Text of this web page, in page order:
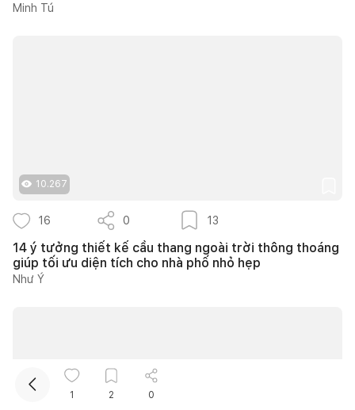
Minh Tú
10.267
16 0 13
14 ý tưởng thiết kế cầu thang ngoài trời thông thoáng
giúp tối ưu diện tích cho nhà phố nhỏ hẹp
Như Ý
1 2 0
Kết nối thiết kế, thi công
Mua sắm hoàn thiện nhà